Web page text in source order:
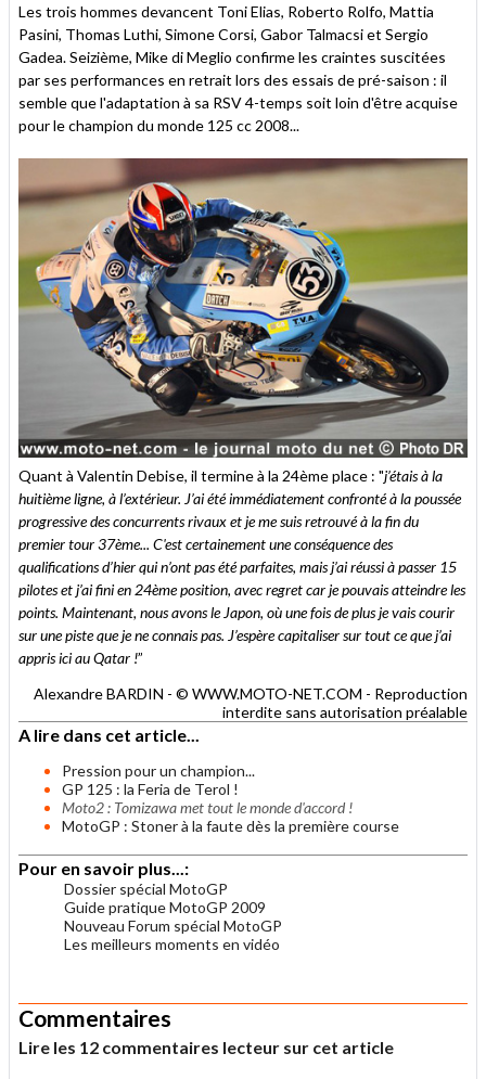
Les trois hommes devancent Toni Elias, Roberto Rolfo, Mattia
Pasini, Thomas Luthi, Simone Corsi, Gabor Talmacsi et Sergio
Gadea. Seizième, Mike di Meglio confirme les craintes suscitées
par ses performances en retrait lors des essais de pré-saison : il
semble que l'adaptation à sa RSV 4-temps soit loin d'être acquise
pour le champion du monde 125 cc 2008...
Quant à Valentin Debise, il termine à la 24ème place : "j’étais à la
huitième ligne, à l’extérieur. J’ai été immédiatement confronté à la poussée
progressive des concurrents rivaux et je me suis retrouvé à la fin du
premier tour 37ème... C'est certainement une conséquence des
qualifications d’hier qui n’ont pas été parfaites, mais j’ai réussi à passer 15
pilotes et j’ai fini en 24ème position, avec regret car je pouvais atteindre les
points. Maintenant, nous avons le Japon, où une fois de plus je vais courir
sur une piste que je ne connais pas. J’espère capitaliser sur tout ce que j’ai
appris ici au Qatar !”
Alexandre BARDIN - © WWW.MOTO-NET.COM - Reproduction
interdite sans autorisation préalable
A lire dans cet article...
Pression pour un champion...
GP 125 : la Feria de Terol !
Moto2 : Tomizawa met tout le monde d'accord !
MotoGP : Stoner à la faute dès la première course
Pour en savoir plus...:
Dossier spécial MotoGP
Guide pratique MotoGP 2009
Nouveau Forum spécial MotoGP
Les meilleurs moments en vidéo
Commentaires
Lire les 12 commentaires lecteur sur cet article